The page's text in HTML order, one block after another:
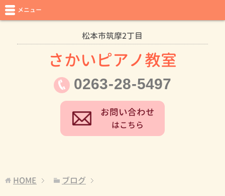
松本市筑摩2丁目
さかいピアノ教室
0263-28-5497
お問い合わせ
はこちら
メニュー
HOME ブログ